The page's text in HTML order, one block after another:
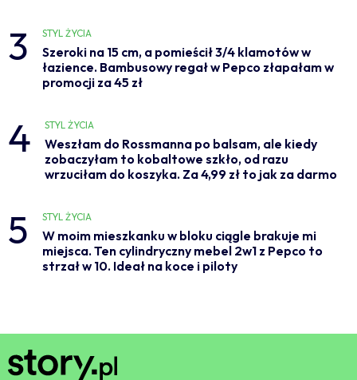
3 STYL ŻYCIA
Szeroki na 15 cm, a pomieścił 3/4 klamotów w
łazience. Bambusowy regał w Pepco złapałam w
promocji za 45 zł
4 STYL ŻYCIA
Weszłam do Rossmanna po balsam, ale kiedy
zobaczyłam to kobaltowe szkło, od razu
wrzuciłam do koszyka. Za 4,99 zł to jak za darmo
5 STYL ŻYCIA
W moim mieszkanku w bloku ciągle brakuje mi
miejsca. Ten cylindryczny mebel 2w1 z Pepco to
strzał w 10. Ideał na koce i piloty